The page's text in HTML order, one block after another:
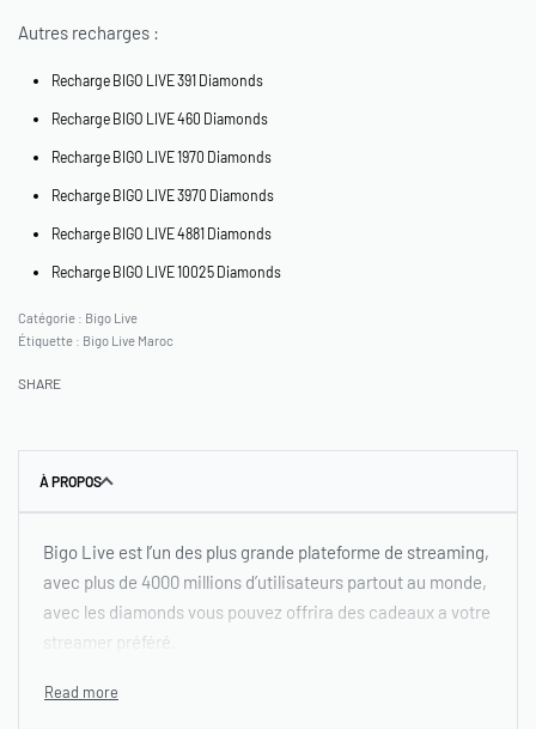
Autres recharges :
Recharge BIGO LIVE 391 Diamonds
Recharge BIGO LIVE 460 Diamonds
Recharge BIGO LIVE 1970 Diamonds
Recharge BIGO LIVE 3970 Diamonds
Recharge BIGO LIVE 4881 Diamonds
Recharge BIGO LIVE 10025 Diamonds
Catégorie : Bigo Live
Étiquette : Bigo Live Maroc
SHARE
À PROPOS
Bigo Live est l’un des plus grande plateforme de streaming,
avec plus de 4000 millions d’utilisateurs partout au monde,
avec les diamonds vous pouvez offrira des cadeaux a votre
streamer préféré.